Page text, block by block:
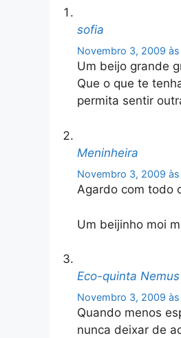
sofia
Novembro 3, 2009 às
Um beijo grande
Que o que te
permita sentir
Meninheira
Novembro 3, 2009
Agardo com todo
Um beijinho moi
Eco-quinta Nemus
Novembro 3, 2009
Quando menos
nunca deixar de